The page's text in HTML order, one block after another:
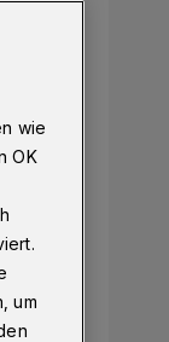
wie
OK
um